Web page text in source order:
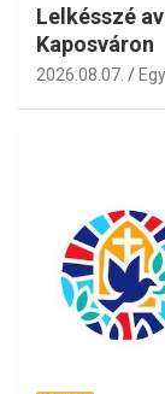
Lelkésszé
Kaposváron
2026.08.07.